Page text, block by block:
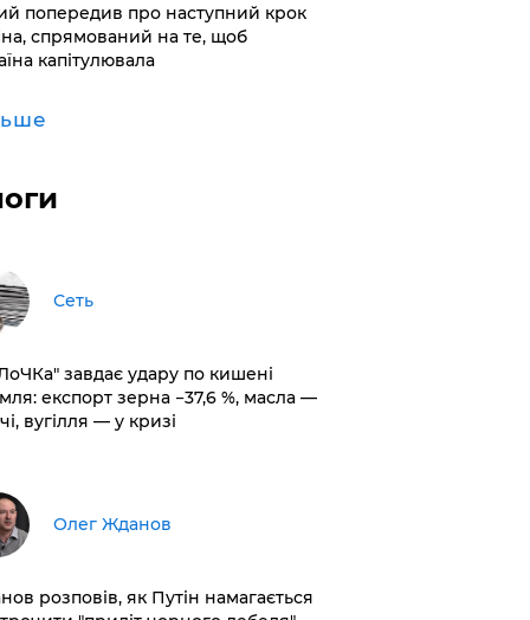
попередив про наступний крок
спрямований на те, щоб
капітулювала
Сеть
завдає удару по кишені
експорт зерна −37,6 %, масла —
вугілля — у кризі
Олег Жданов
розповів, як Путін намагається